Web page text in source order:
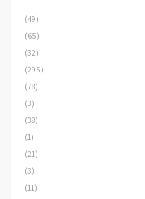
(49)
(65)
(32)
(295)
(78)
(3)
(38)
(1)
(21)
(3)
(11)